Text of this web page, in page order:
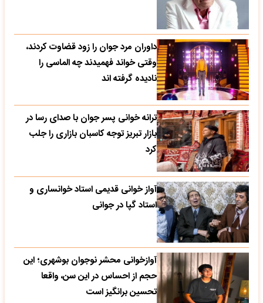
داوران مرد جوان را زود قضاوت کردند،
وقتی خواند فهمیدند چه الماسی را
نادیده گرفته اند
ترانه خوانی پسر جوان با صدای رسا در
بازار تبریز توجه کاسبان بازاری را جلب
کرد
آواز خوانی قدیمی استاد خوانساری و
استاد گپا در جوانی
آوازخوانی محشر نوجوان بوشهری؛ این
حجم از احساس در این سن، واقعا
تحسین‌ برانگیز است